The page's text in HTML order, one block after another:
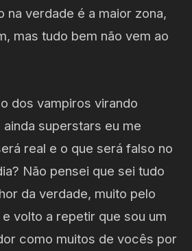
na verdade é a maior zona,
mas tudo bem não vem ao
dos vampiros virando
superstars eu me
real e o que será falso no
Não pensei que sei tudo
da verdade, muito pelo
volto a repetir que sou um
como muitos de vocês por